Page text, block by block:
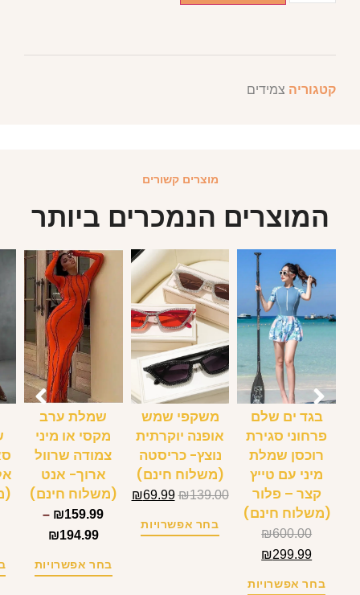
קטגוריה צמידים
מוצרים קשורים
המוצרים הנמכרים ביותר
בגד ים שלם
פרחוני סגירת
רוכסן שמלת
מיני עם טייץ
קצר – פלור
(משלוח חינם)
₪600.00
₪299.99
בחר אפשרויות
משקפי שמש
אופנה יוקרתית
נוצץ- כריסטה
(משלוח חינם)
₪139.00
₪69.99
בחר אפשרויות
שמלת ערב
מקסי או מיני
צמודה שרוול
ארוך- אנט
(משלוח חינם)
₪159.99
–
₪194.99
בחר אפשרויות